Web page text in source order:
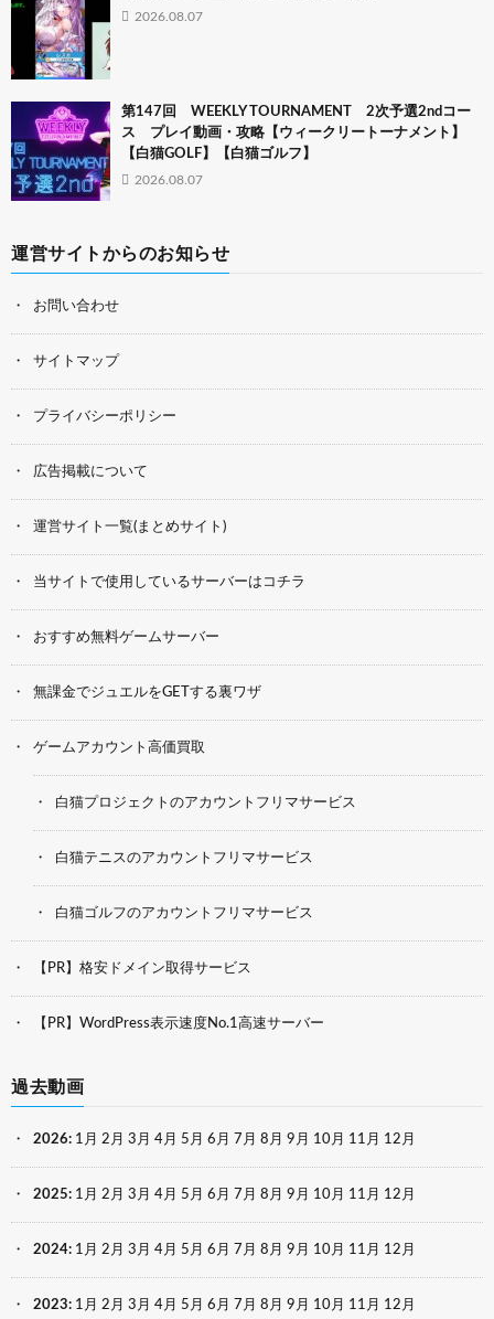
2026.08.07
第147回 WEEKLY TOURNAMENT 2次予選2ndコー
ス プレイ動画・攻略【ウィークリートーナメント】
【白猫GOLF】【白猫ゴルフ】
2026.08.07
運営サイトからのお知らせ
お問い合わせ
サイトマップ
プライバシーポリシー
広告掲載について
運営サイト一覧(まとめサイト)
当サイトで使用しているサーバーはコチラ
おすすめ無料ゲームサーバー
無課金でジュエルをGETする裏ワザ
ゲームアカウント高価買取
白猫プロジェクトのアカウントフリマサービス
白猫テニスのアカウントフリマサービス
白猫ゴルフのアカウントフリマサービス
【PR】格安ドメイン取得サービス
【PR】WordPress表示速度No.1高速サーバー
過去動画
2026: 1月 2月 3月 4月 5月 6月 7月 8月 9月 10月 11月 12月
2025: 1月 2月 3月 4月 5月 6月 7月 8月 9月 10月 11月 12月
2024: 1月 2月 3月 4月 5月 6月 7月 8月 9月 10月 11月 12月
2023: 1月 2月 3月 4月 5月 6月 7月 8月 9月 10月 11月 12月